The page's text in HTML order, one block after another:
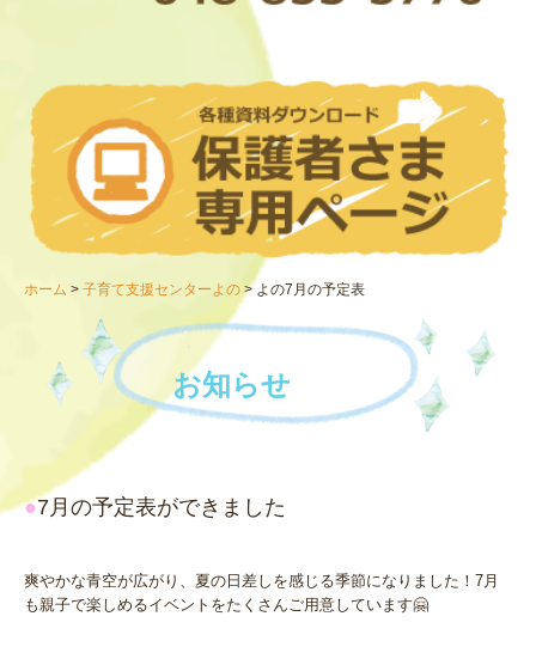
《パート》DODO保育園 保育士 募集要項
ひまわり乳児保育園
ひまわりDO・DO、DO・DO第2保育園
子育て支援センターよの
法人情報
ホーム 子育て支援センターよの よの7月の予定表
お知らせ
●7月の予定表ができました
爽やかな青空が広がり、夏の日差しを感じる季節になりました！7月
も親子で楽しめるイベントをたくさんご用意しています🤗